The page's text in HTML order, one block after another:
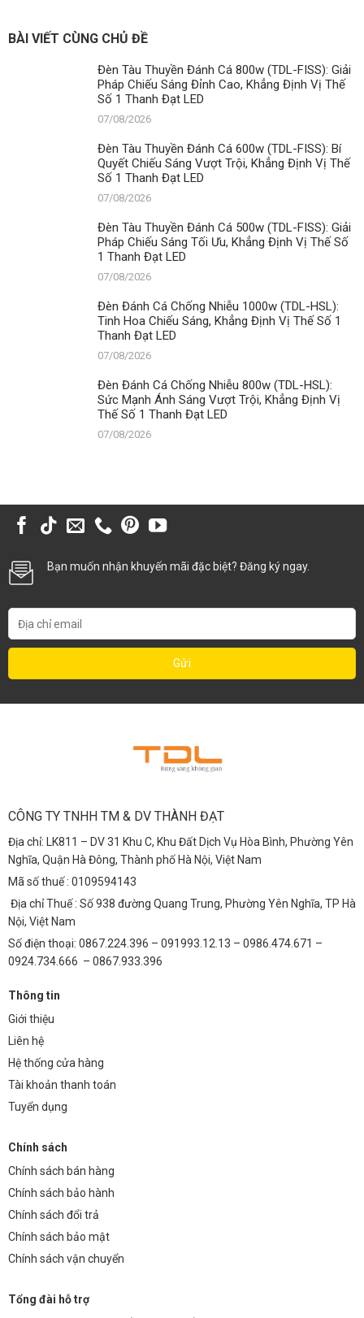
BÀI VIẾT CÙNG CHỦ ĐỀ
Đèn Tàu Thuyền Đánh Cá 800w (TDL-FISS): Giải
Pháp Chiếu Sáng Đỉnh Cao, Khẳng Định Vị Thế
Số 1 Thanh Đạt LED
07/08/2026
Đèn Tàu Thuyền Đánh Cá 600w (TDL-FISS): Bí
Quyết Chiếu Sáng Vượt Trội, Khẳng Định Vị Thế
Số 1 Thanh Đạt LED
07/08/2026
Đèn Tàu Thuyền Đánh Cá 500w (TDL-FISS): Giải
Pháp Chiếu Sáng Tối Ưu, Khẳng Định Vị Thế Số
1 Thanh Đạt LED
07/08/2026
Đèn Đánh Cá Chống Nhiễu 1000w (TDL-HSL):
Tinh Hoa Chiếu Sáng, Khẳng Định Vị Thế Số 1
Thanh Đạt LED
07/08/2026
Đèn Đánh Cá Chống Nhiễu 800w (TDL-HSL):
Sức Mạnh Ánh Sáng Vượt Trội, Khẳng Định Vị
Thế Số 1 Thanh Đạt LED
07/08/2026
Bạn muốn nhận khuyến mãi đặc biệt? Đăng ký ngay.
CÔNG TY TNHH TM & DV THÀNH ĐẠT
Địa chỉ: LK811 – DV 31 Khu C, Khu Đất Dịch Vụ Hòa Bình, Phường Yên
Nghĩa, Quận Hà Đông, Thành phố Hà Nội, Việt Nam
Mã số thuế : 0109594143
Địa chỉ Thuế : Số 938 đường Quang Trung, Phường Yên Nghĩa, TP Hà
Nội, Việt Nam
Số điện thoại: 0867.224.396 – 091993.12.13 – 0986.474.671 –
0924.734.666 – 0867.933.396
Thông tin
Giới thiệu
Liên hệ
Hệ thống cửa hàng
Tài khoản thanh toán
Tuyển dụng
Chính sách
Chính sách bán hàng
Chính sách bảo hành
Chính sách đổi trả
Chính sách bảo mật
Chính sách vận chuyển
Tổng đài hỗ trợ